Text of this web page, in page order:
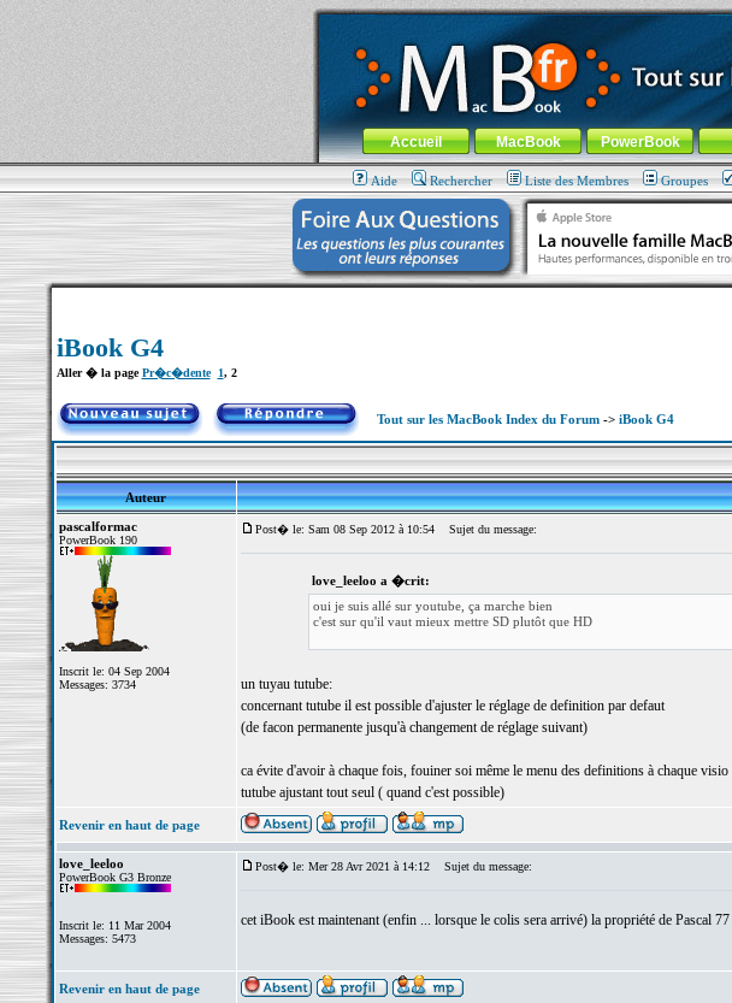
MacBook-fr.com : 100% Apple... 100% nomade !
Aller au contenu-Aller au menu général-Aller au menu
Menu général
Accueil MacBook PowerBook
Aide Rechercher Liste des Membres Groupes
iBook G4
Aller � la pagePr�c�dente 1, 2
Tout sur les MacBook Index du Forum-> iBook G4
Auteur
pascalformac
PowerBook 190
Inscrit le: 04 Sep 2004
Messages: 3734
Post� le: Sam 08 Sep 2012 à 10:54 Sujet du message:
love_leeloo a �crit:
oui je suis allé sur youtube, ça marche bien
c'est sur qu'il vaut mieux mettre SD plutôt que HD
un tuyau tutube:
concernant tutube il est possible d'ajuster le réglage de definition par defaut
(de facon permanente jusqu'à changement de réglage suivant)
ca évite d'avoir à chaque fois, fouiner soi même le menu des definitions à chaque visio
tutube ajustant tout seul ( quand c'est possible)
Revenir en haut de page
love_leeloo
PowerBook G3 Bronze
Inscrit le: 11 Mar 2004
Messages: 5473
Post� le: Mer 28 Avr 2021 à 14:12 Sujet du message:
cet iBook est maintenant (enfin ... lorsque le colis sera arrivé) la propriété de Pascal 77
Revenir en haut de page